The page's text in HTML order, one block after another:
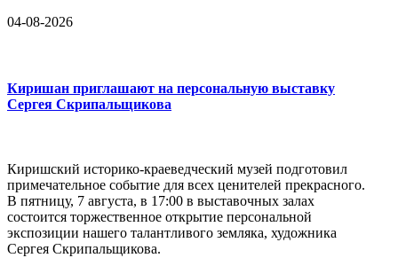
04-08-2026
Киришан приглашают на персональную выставку
Сергея Скрипальщикова
Киришский историко-краеведческий музей подготовил
примечательное событие для всех ценителей прекрасного.
В пятницу, 7 августа, в 17:00 в выставочных залах
состоится торжественное открытие персональной
экспозиции нашего талантливого земляка, художника
Сергея Скрипальщикова.